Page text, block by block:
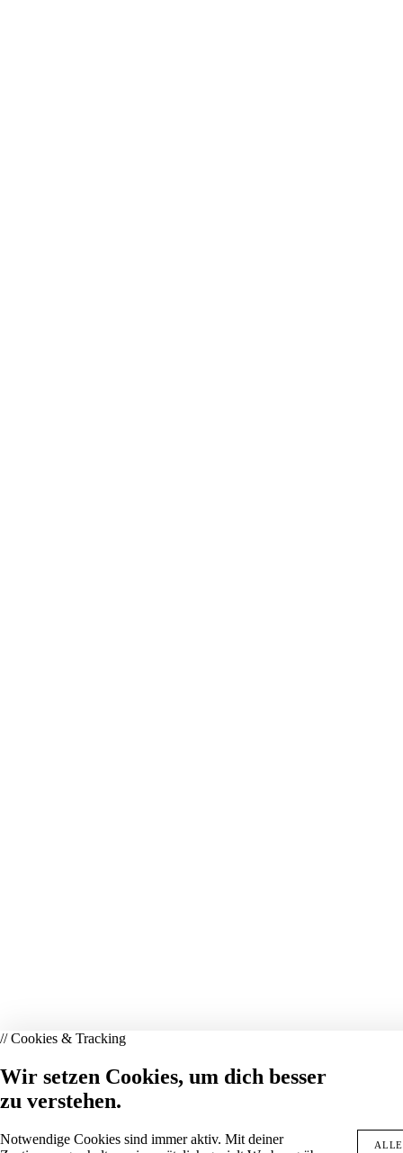
// Cookies & Tracking
Wir setzen Cookies, um dich besser
zu verstehen.
Notwendige Cookies sind immer aktiv. Mit deiner